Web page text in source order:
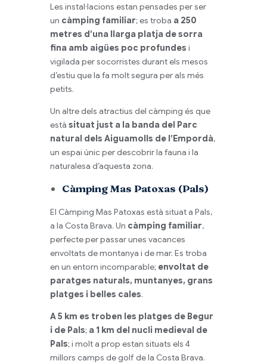
Les instal·lacions estan pensades per ser
un càmping familiar; es troba a 250
metres d’una llarga platja de sorra
fina amb aigües poc profundes i
vigilada per socorristes durant els mesos
d’estiu que la fa molt segura per als més
petits.
Un altre dels atractius del càmping és que
està situat just a la banda del Parc
natural dels Aiguamolls de l’Empordà,
un espai únic per descobrir la fauna i la
naturalesa d’aquesta zona.
Càmping Mas Patoxas (Pals)
El Càmping Mas Patoxas està situat a Pals,
a la Costa Brava. Un càmping familiar,
perfecte per passar unes vacances
envoltats demontanya i de mar. Es troba
en un entorn incomparable; envoltat de
paratges naturals, muntanyes, grans
platges i belles cales.
A 5 km es troben les platges de Begur
i de Pals; a 1 km del nucli medieval de
Pals; i molt a prop estan situats els 4
millors camps de golf de la Costa Brava.